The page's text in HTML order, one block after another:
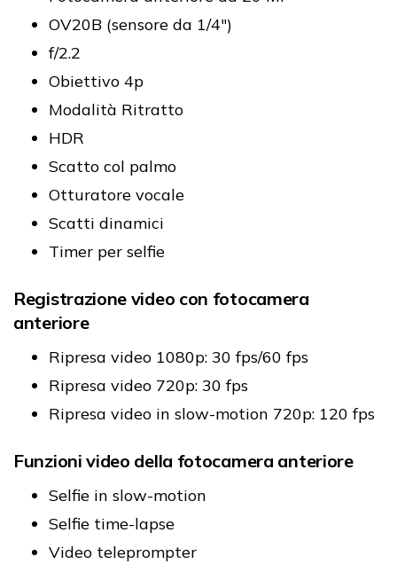
OV20B (sensore da 1/4")
f/2.2
Obiettivo 4p
Modalità Ritratto
HDR
Scatto col palmo
Otturatore vocale
Scatti dinamici
Timer per selfie
Registrazione video con fotocamera
anteriore
Ripresa video 1080p: 30 fps/60 fps
Ripresa video 720p: 30 fps
Ripresa video in slow-motion 720p: 120 fps
Funzioni video della fotocamera anteriore
Selfie in slow-motion
Selfie time-lapse
Video teleprompter